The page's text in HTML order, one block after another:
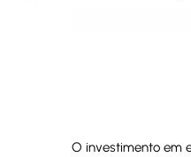
O investimento em